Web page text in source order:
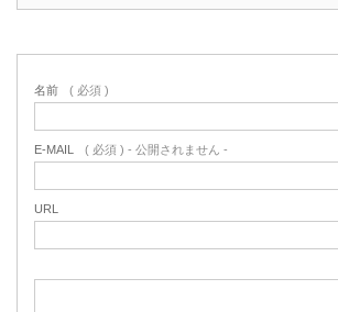
名前 ( 必須 )
E-MAIL ( 必須 ) - 公開されません -
URL